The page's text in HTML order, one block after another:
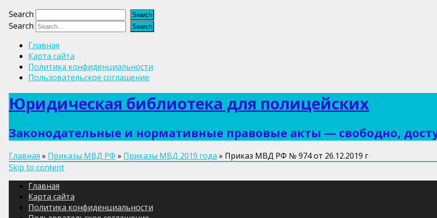
Search
Search
Главная
Карта сайта
Политика конфиденциальности
Пользовательское соглашение
Юридическая библиотека для полицейских
Законодательные и нормативные правовые акты — свободно,
Главная » Приказы МВД РФ » Приказы МВД 2019 года » Приказ МВД РФ № 974 от 26.12.2019 г
Skip to content
Главная
Карта сайта
Политика конфиденциальности